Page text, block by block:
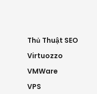
Thủ Thuật SEO
Virtuozzo
VMWare
VPS